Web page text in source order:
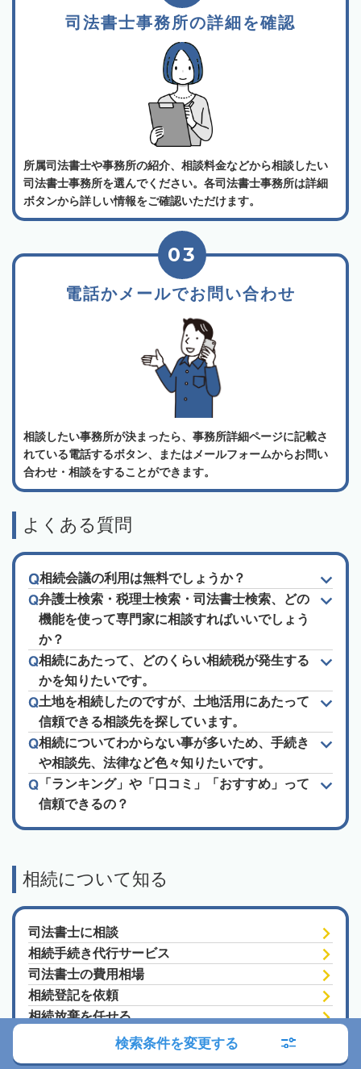
司法書士事務所の詳細を確認
所属司法書士や事務所の紹介、相談料金などから相談したい
司法書士事務所を選んでください。各司法書士事務所は詳細
ボタンから詳しい情報をご確認いただけます。
電話かメールでお問い合わせ
03
相談したい事務所が決まったら、事務所詳細ページに記載さ
れている電話するボタン、またはメールフォームからお問い
合わせ・相談をすることができます。
よくある質問
相続会議の利用は無料でしょうか？
弁護士検索・税理士検索・司法書士検索、どの
機能を使って専門家に相談すればいいでしょう
か？
相続にあたって、どのくらい相続税が発生する
かを知りたいです。
土地を相続したのですが、土地活用にあたって
信頼できる相談先を探しています。
相続についてわからない事が多いため、手続き
や相談先、法律など色々知りたいです。
「ランキング」や「口コミ」「おすすめ」って
信頼できるの？
相続について知る
司法書士に相談
相続手続き代行サービス
司法書士の費用相場
相続登記を依頼
相続放棄を任せる
遺言書作成を相談検索条件を変更する